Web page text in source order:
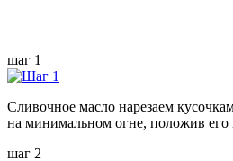
шаг 1
Сливочное масло нарезаем
на минимальном огне, положив его
шаг 2